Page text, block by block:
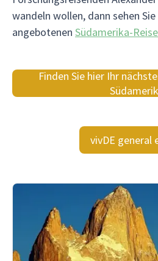
wandeln wollen, dann sehen
angebotenen Südamerika-
Finden Sie hier Ihr
vivDE general